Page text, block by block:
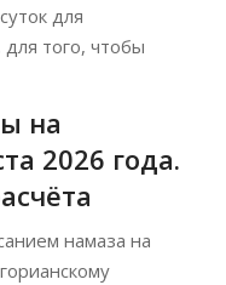
для
того, чтобы
на
2026 года.
намаза на